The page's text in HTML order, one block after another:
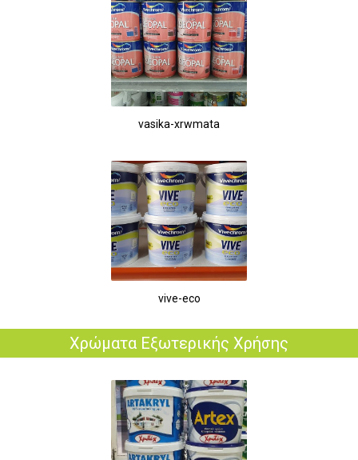
vasika-xrwmata
vive-eco
Χρώματα Εξωτερικής Χρήσης